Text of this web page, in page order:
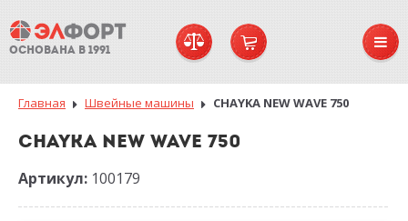
ОСНОВАНА В 1991
Главная Швейные машины CHAYKA NEW WAVE 750
CHAYKA NEW WAVE 750
Артикул: 100179